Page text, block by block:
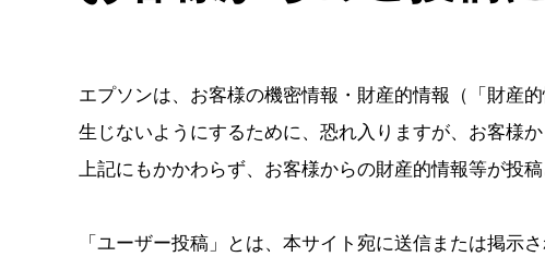
エプソンは、お客様の機密情報・財産的情報（「財産
生じないようにするために、恐れ入りますが、お客様
上記にもかかわらず、お客様からの財産的情報等が投
「ユーザー投稿」とは、本サイト宛に送信または掲示